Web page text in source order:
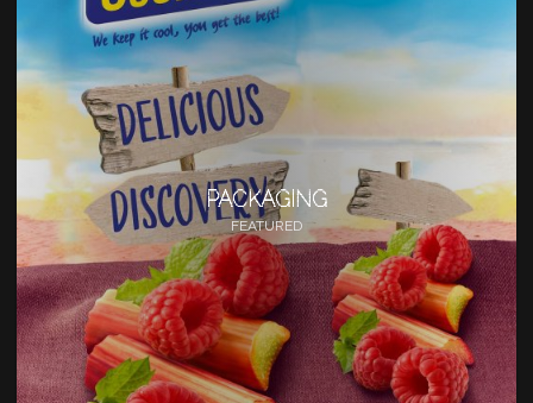
PACKAGING
FEATURED